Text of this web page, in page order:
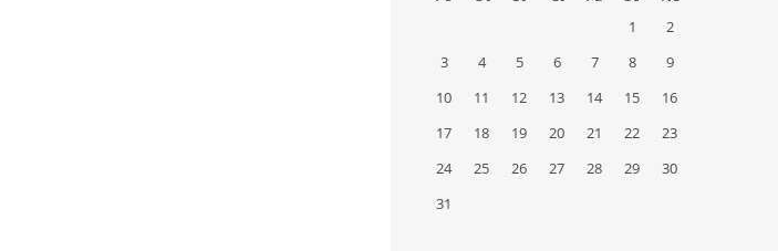
1
2
3
4 5 6 7 8
9
10
11 12 13 14 15
16
17
18 19 20 21 22
23
24
25 26 27 28 29
30
31